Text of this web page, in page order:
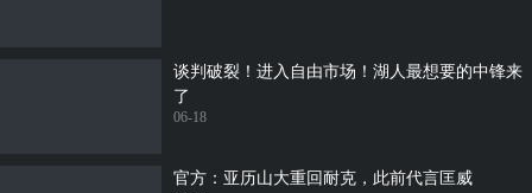
谈判破裂！进入自由市场！湖人最想要的中锋来
了
06-18
官方：亚历山大重回耐克，此前代言匡威